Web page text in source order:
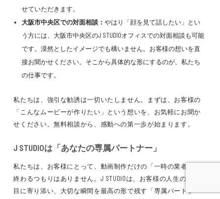
せていただきます。
大阪市中央区での対面相談： やはり「顔を見て話したい」とい
う方には、大阪市中央区のJ STUDIOオフィスでの対面相談も可能
です。漠然としたイメージでも構いません。お客様の想いを直
接お聞かせください。そこから具体的な形にするのが、私たち
の仕事です。
私たちは、強引な勧誘は一切いたしません。まずは、お客様の
「こんなムービーが作りたい」という想いを、お気軽にお聞か
せください。無料相談から、感動への第一歩が始まります。
J STUDIOは「あなたの専属パートナー」
私たちは、お客様にとって、動画制作だけの「一時の業者」で
終わるつもりはありません。J STUDIOは、お客様の人生の節目節
目に寄り添い、大切な瞬間を最高の形で残す「専属パートナ